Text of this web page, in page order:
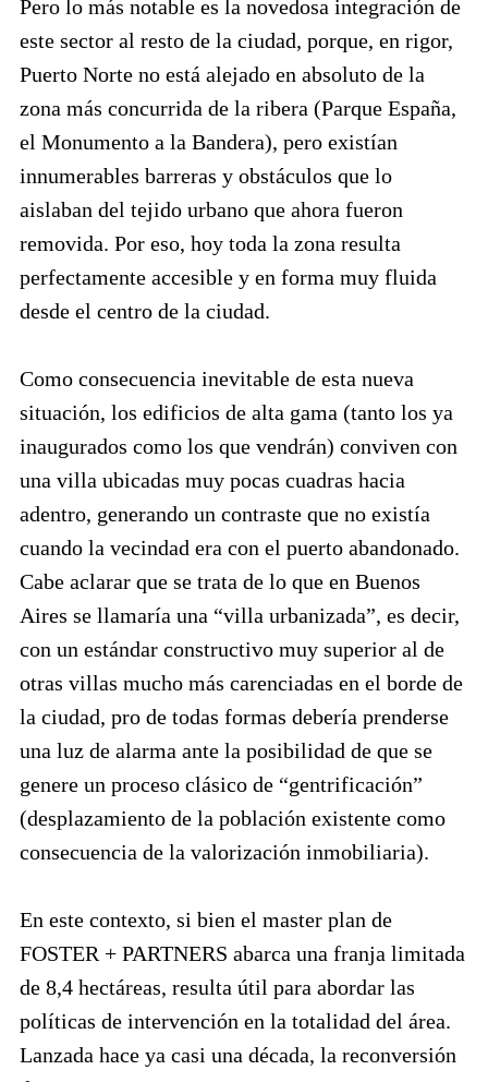
Pero lo más notable es la novedosa integración de
este sector al resto de la ciudad, porque, en rigor,
Puerto Norte no está alejado en absoluto de la
zona más concurrida de la ribera (Parque España,
el Monumento a la Bandera), pero existían
innumerables barreras y obstáculos que lo
aislaban del tejido urbano que ahora fueron
removida. Por eso, hoy toda la zona resulta
perfectamente accesible y en forma muy fluida
desde el centro de la ciudad.
Como consecuencia inevitable de esta nueva
situación, los edificios de alta gama (tanto los ya
inaugurados como los que vendrán) conviven con
una villa ubicadas muy pocas cuadras hacia
adentro, generando un contraste que no existía
cuando la vecindad era con el puerto abandonado.
Cabe aclarar que se trata de lo que en Buenos
Aires se llamaría una “villa urbanizada”, es decir,
con un estándar constructivo muy superior al de
otras villas mucho más carenciadas en el borde de
la ciudad, pro de todas formas debería prenderse
una luz de alarma ante la posibilidad de que se
genere un proceso clásico de “gentrificación”
(desplazamiento de la población existente como
consecuencia de la valorización inmobiliaria).
En este contexto, si bien el master plan de
FOSTER + PARTNERS abarca una franja limitada
de 8,4 hectáreas, resulta útil para abordar las
políticas de intervención en la totalidad del área.
Lanzada hace ya casi una década, la reconversión